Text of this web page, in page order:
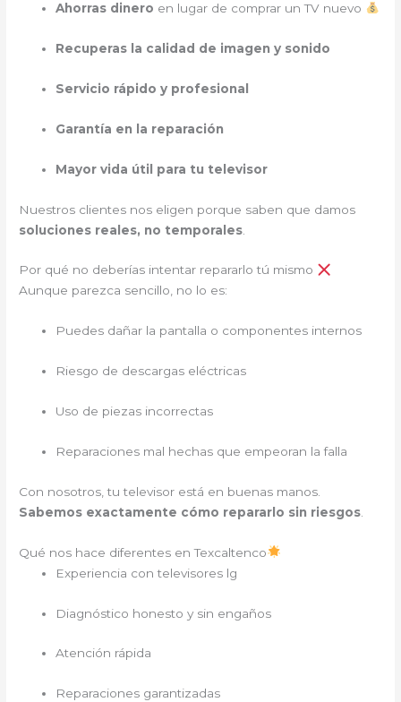
Ahorras dinero en lugar de comprar un TV nuevo
Recuperas la calidad de imagen y sonido
Servicio rápido y profesional
Garantía en la reparación
Mayor vida útil para tu televisor
Nuestros clientes nos eligen porque saben que damos
soluciones reales, no temporales
Por qué no deberías intentar repararlo tú mismo
Aunque parezca sencillo, no lo es:
Puedes dañar la pantalla o componentes internos
Riesgo de descargas eléctricas
Uso de piezas incorrectas
Reparaciones mal hechas que empeoran la falla
Con nosotros, tu televisor está en buenas manos.
Sabemos exactamente cómo repararlo sin riesgos
Qué nos hace diferentes en Texcaltenco
Experiencia con televisores lg
Diagnóstico honesto y sin engaños
Atención rápida
Reparaciones garantizadas